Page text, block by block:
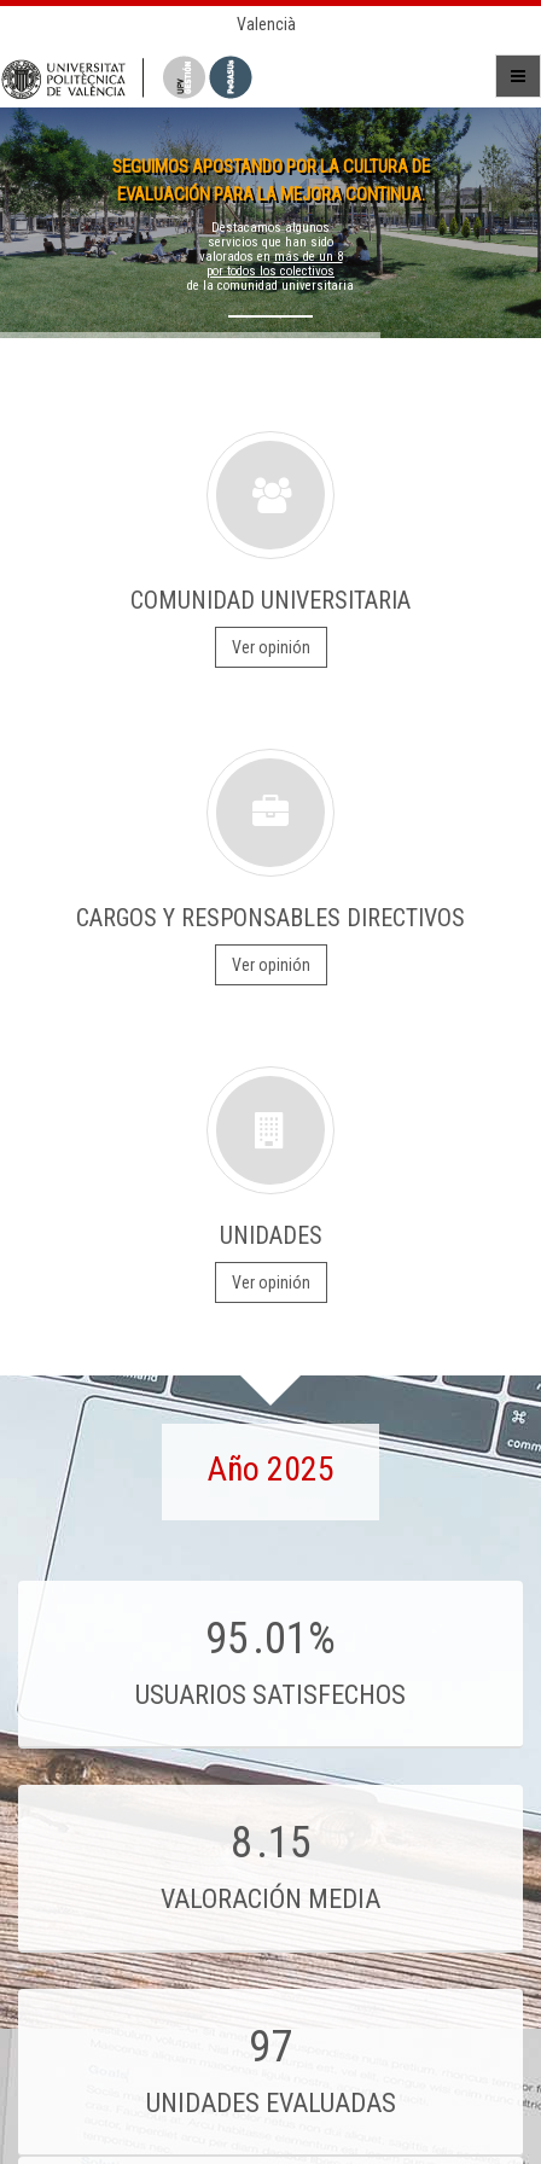
Valencià
SEGUIMOS APOSTANDO POR LA CULTURA DE
EVALUACIÓN PARA LA MEJORA CONTINUA.
Destacamos algunos
servicios que han sido
valorados enmás de un 8
por todos los colectivos
de la comunidad universitaria
COMUNIDAD UNIVERSITARIA
Ver opinión
CARGOS Y RESPONSABLES DIRECTIVOS
Ver opinión
UNIDADES
Ver opinión
Año 2025
95.01%
USUARIOS SATISFECHOS
8.15
VALORACIÓN MEDIA
97
UNIDADES EVALUADAS